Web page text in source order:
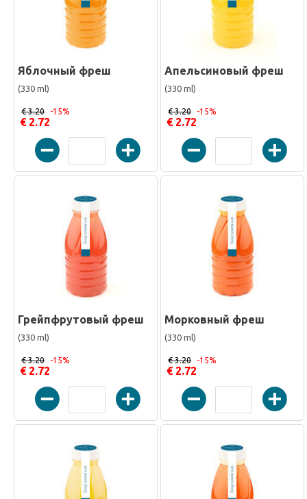
Яблочный фреш
(330 ml)
€ 2.72
€ 3.20 -15%
Апельсиновый фреш
(330 ml)
€ 2.72
€ 3.20 -15%
Грейпфрутовый фреш
(330 ml)
€ 2.72
€ 3.20 -15%
Морковный фреш
(330 ml)
€ 2.72
€ 3.20 -15%